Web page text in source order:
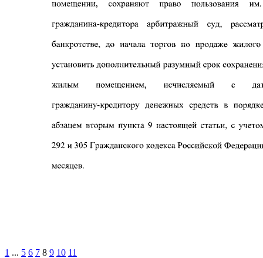
1 ... 5 6 7 8 9 10 11